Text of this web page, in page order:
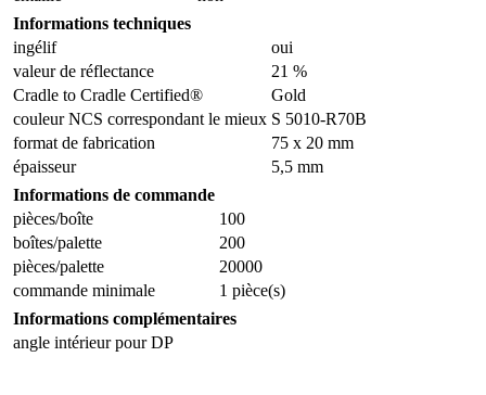
Informations techniques
ingélif
oui
valeur de réflectance
21 %
Cradle to Cradle Certified®
Gold
couleur NCS correspondant le mieux S 5010-R70B
format de fabrication
75 x 20 mm
épaisseur
5,5 mm
Informations de commande
pièces/boîte
100
boîtes/palette
200
pièces/palette
20000
commande minimale
1 pièce(s)
Informations complémentaires
angle intérieur pour DP